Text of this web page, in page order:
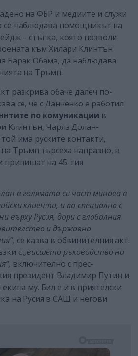
на ФБР и медиите и служи
се наблюдава помощникът на
– стъпка, която позволи
към Хилари Клинтън
Барак Обама, да наблюдава
на Тръмп.
разкрива обаче далеч по-
се, че с Данченко е работил
по комуникации в
Клинтън, Чарлз Долан-
има руските контакти,
Тръмп търсеха напразно, в
припишат на 45-тия
в голямата си част минава в
клиенти, и по-специално с
върху Русия, дори с глобалния
и държавна
се казва в обвинителния акт.
с„висшето ръководство на
включително с прес-
президент Владимир Путин и
му. Бил е и в приятелски
на Русия в САЩ и негови